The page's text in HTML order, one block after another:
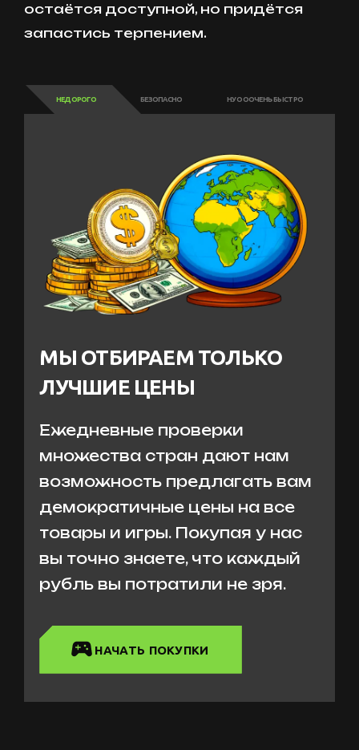
остаётся доступной, но придётся
запастись терпением.
НЕДОРОГО БЕЗОПАСНО НУ ОООЧЕНЬ БЫСТРО
МЫ ОТБИРАЕМ ТОЛЬКО
ЛУЧШИЕ ЦЕНЫ
Ежедневные проверки
множества стран дают нам
возможность предлагать вам
демократичные цены на все
товары и игры. Покупая у нас
вы точно знаете, что каждый
рубль вы потратили не зря.
НАЧАТЬ ПОКУПКИ